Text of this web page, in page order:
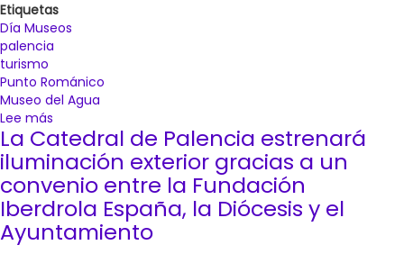
Etiquetas
Día Museos
palencia
turismo
Punto Románico
Museo del Agua
Lee más
Palencia
celebra
el
Día
Internacional
y
la
La Catedral de Palencia estrenará
iluminación exterior gracias a un
convenio entre la Fundación
Iberdrola España, la Diócesis y el
Ayuntamiento